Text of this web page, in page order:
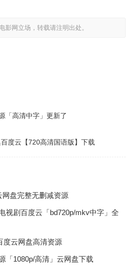
影网立场，转载请注明出处。
「高清中字」更新了
度云【720高清国语版】下载
网盘完整无删减资源
视剧百度云「bd720p/mkv中字」全
度云网盘高清资源
「1080p/高清」云网盘下载